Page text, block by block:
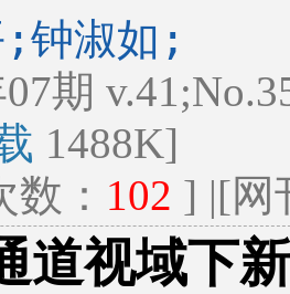
;钟淑如;
期
1488K]
： 102 ] |[网
道视域下